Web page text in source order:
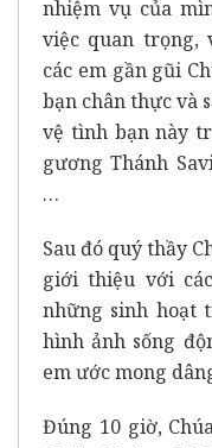
nhiệm vụ của
việc quan trọng,
các em gần gũi
bạn chân thực và
vệ tình bạn này
gương Thánh
…
Sau đó quý thầy
giới thiệu với
những sinh hoạt
hình ảnh sống
em ước mong
Đúng 10 giờ,